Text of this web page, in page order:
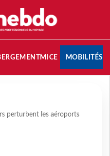
MICE MOBILITÉS
perturbent les aéroports